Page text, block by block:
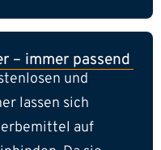
– immer passend
und
lassen sich
auf